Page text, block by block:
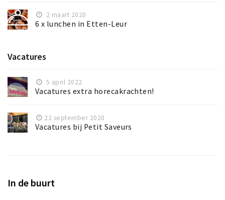
2 maart 2020
6 x lunchen in Etten-Leur
Vacatures
5 april 2022
Vacatures extra horecakrachten!
22 september 2020
Vacatures bij Petit Saveurs
In de buurt